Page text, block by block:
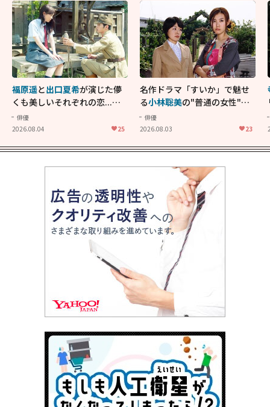
福原遥と出口夏希が演じた儚
くも美しいそれぞれの恋...生
きることの尊さを教えてくれ
た映画「あの花が咲く丘で、
俳優
2026.08.04
25
名作ドラマ「すいか」で魅せ
る小林聡美の"普通の女性"が
大人に刺さる...映画「かもめ
食堂」にも通じる静かな芝居
俳優
2026.08.03
23